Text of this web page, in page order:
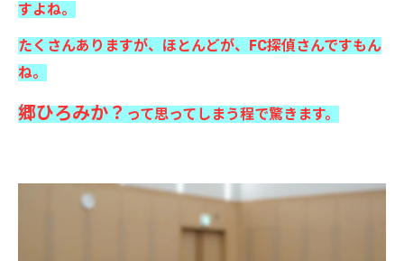
すよね。
たくさんありますが、ほとんどが、FC探偵さんですもん
ね。
郷ひろみか？って思ってしまう程で驚きます。